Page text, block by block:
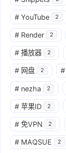
# YouTube 2
# Render 2
# 播放器 2
# 网盘 2 #
# nezha 2
# 苹果ID 2
# 免VPN 2
# MAQSUE 2